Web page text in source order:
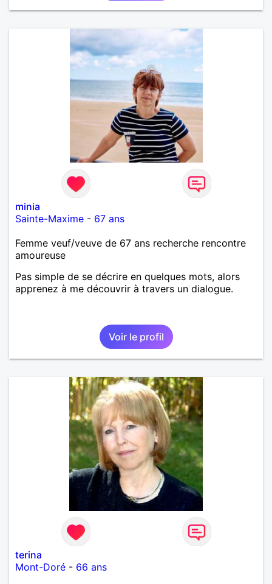
minia
Sainte-Maxime - 67 ans
Femme veuf/veuve de 67 ans recherche rencontre
amoureuse
Pas simple de se décrire en quelques mots, alors
apprenez à me découvrir à travers un dialogue.
Voir le profil
terina
Mont-Doré - 66 ans